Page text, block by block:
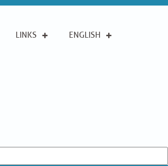
LINKS ENGLISH